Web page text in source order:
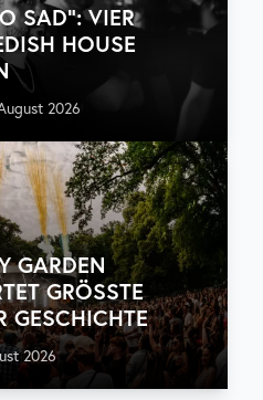
SAD“: VIER
HOUSE
2026
GARDEN
GRÖSSTE A
2026